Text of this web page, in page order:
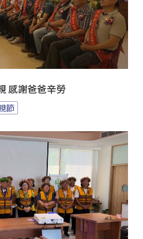
感謝爸爸辛勞
節